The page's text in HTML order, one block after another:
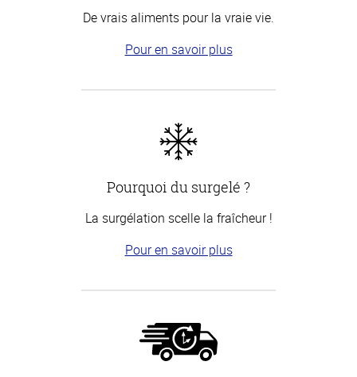
De vrais aliments pour la vraie vie.
Pour en savoir plus
Pourquoi du surgelé ?
La surgélation scelle la fraîcheur !
Pour en savoir plus